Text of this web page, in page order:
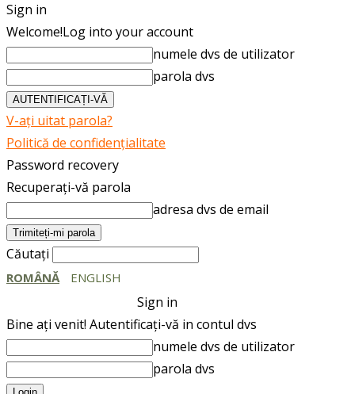
Sign in
Welcome!Log into your account
numele dvs de utilizator
parola dvs
V-ați uitat parola?
Politică de confidențialitate
Password recovery
Recuperați-vă parola
adresa dvs de email
Căutați
ROMÂNĂ ENGLISH
Sign in
Bine ați venit! Autentificați-vă in contul dvs
numele dvs de utilizator
parola dvs